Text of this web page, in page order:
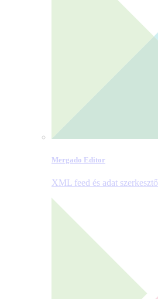
Mergado Editor
XML feed és adat szerkesztő